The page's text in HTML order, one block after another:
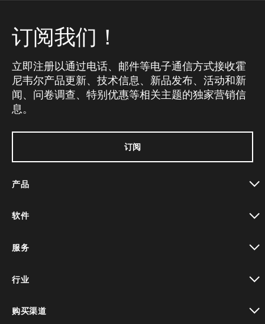
订阅我们！
立即注册以通过电话、邮件等电子通信方式接收霍
尼韦尔产品更新、技术信息、新品发布、活动和新
闻、问卷调查、特别优惠等相关主题的独家营销信
息。
订阅
产品
软件
服务
行业
购买渠道